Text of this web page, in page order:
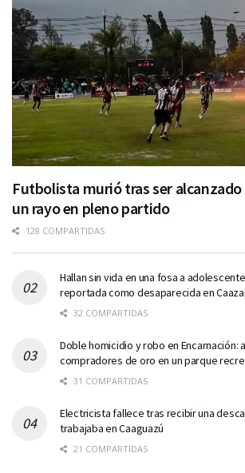
Futbolista murió tras ser
un rayo en pleno partido
128 COMPARTIDAS
Hallan sin vida en una fosa a
reportada como desaparecida en
32 COMPARTIDAS
Doble homicidio y robo en Encarnación:
compradores de oro en un parque
31 COMPARTIDAS
Electricista fallece tras recibir una
trabajaba en Caaguazú
21 COMPARTIDAS